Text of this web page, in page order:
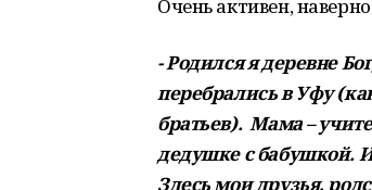
Очень активен,
- Родился я деревне
перебрались в Уфу
братьев). Мама –
дедушке с бабушкой.
Здесь мои друзья,